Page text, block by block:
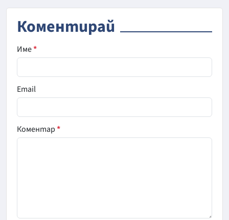
Коментирай
Име*
Email
Коментар*